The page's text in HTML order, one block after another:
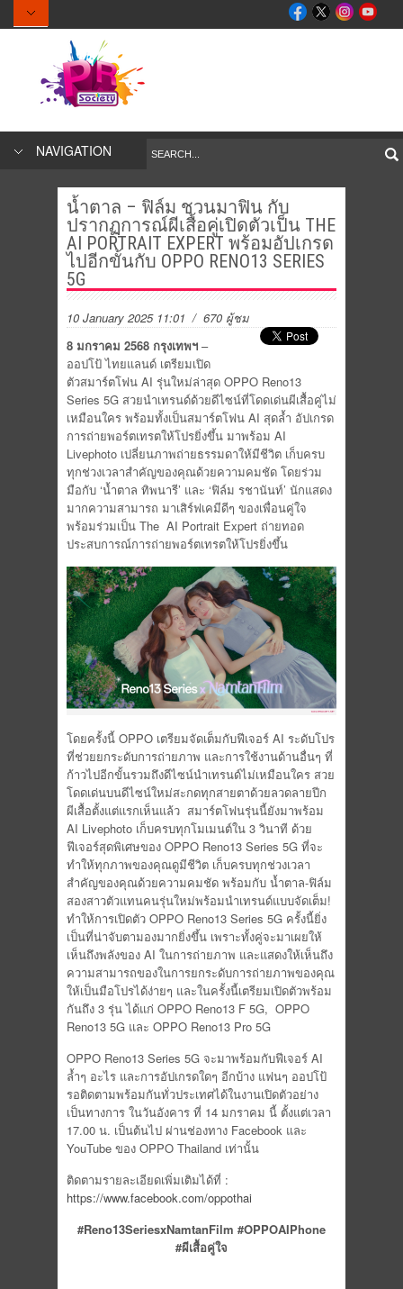
NAVIGATION
น้ำตาล – ฟิล์ม ชวนมาฟิน กับ
ปรากฏการณ์ผีเสื้อคู่เปิดตัวเป็น THE
AI PORTRAIT EXPERT พร้อมอัปเกรด
ไปอีกขั้นกับ OPPO RENO13 SERIES
5G
10 January 2025 11:01 / 670 ผู้ชม
8 มกราคม 2568 กรุงเทพฯ –
ออปโป้ ไทยแลนด์ เตรียมเปิด
ตัวสมาร์ตโฟน AI รุ่นใหม่ล่าสุด OPPO Reno13
Series 5G สวยนำเทรนด์ด้วยดีไซน์ที่โดดเด่นผีเสื้อคู่ไม่
เหมือนใคร พร้อมทั้งเป็นสมาร์ตโฟน AI สุดล้ำ อัปเกรด
การถ่ายพอร์ตเทรตให้โปรยิ่งขึ้น มาพร้อม AI
Livephoto เปลี่ยนภาพถ่ายธรรมดาให้มีชีวิต เก็บครบ
ทุกช่วงเวลาสำคัญของคุณด้วยความคมชัด โดยร่วม
มือกับ ‘น้ำตาล ทิพนารี’ และ ‘ฟิล์ม รชานันท์’ นักแสดง
มากความสามารถ มาเสิร์ฟเคมีดีๆ ของเพื่อนคู่ใจ
พร้อมร่วมเป็น The AI Portrait Expert ถ่ายทอด
ประสบการณ์การถ่ายพอร์ตเทรตให้โปรยิ่งขึ้น
โดยครั้งนี้ OPPO เตรียมจัดเต็มกับฟีเจอร์ AI ระดับโปร
ที่ช่วยยกระดับการถ่ายภาพ และการใช้งานด้านอื่นๆ ที่
ก้าวไปอีกขั้นรวมถึงดีไซน์นำเทรนด์ไม่เหมือนใคร สวย
โดดเด่นบนดีไซน์ใหม่สะกดทุกสายตาด้วยลวดลายปีก
ผีเสื้อตั้งแต่แรกเห็นแล้ว สมาร์ตโฟนรุ่นนี้ยังมาพร้อม
AI Livephoto เก็บครบทุกโมเมนต์ใน 3 วินาที ด้วย
ฟีเจอร์สุดพิเศษของ OPPO Reno13 Series 5G ที่จะ
ทำให้ทุกภาพของคุณดูมีชีวิต เก็บครบทุกช่วงเวลา
สำคัญของคุณด้วยความคมชัด พร้อมกับ น้ำตาล-ฟิล์ม
สองสาวตัวแทนคนรุ่นใหม่พร้อมนำเทรนด์แบบจัดเต็ม!
ทำให้การเปิดตัว OPPO Reno13 Series 5G ครั้งนี้ยิ่ง
เป็นที่น่าจับตามองมากยิ่งขึ้น เพราะทั้งคู่จะมาเผยให้
เห็นถึงพลังของ AI ในการถ่ายภาพ และแสดงให้เห็นถึง
ความสามารถของในการยกระดับการถ่ายภาพของคุณ
ให้เป็นมือโปรได้ง่ายๆ และในครั้งนี้เตรียมเปิดตัวพร้อม
กันถึง 3 รุ่น ได้แก่ OPPO Reno13 F 5G, OPPO
Reno13 5G และ OPPO Reno13 Pro 5G
OPPO Reno13 Series 5G จะมาพร้อมกับฟีเจอร์ AI
ล้ำๆ อะไร และการอัปเกรดใดๆ อีกบ้าง แฟนๆ ออปโป้
รอติดตามพร้อมกันทั่วประเทศได้ในงานเปิดตัวอย่าง
เป็นทางการ ในวันอังคาร ที่ 14 มกราคม นี้ ตั้งแต่เวลา
17.00 น. เป็นต้นไป ผ่านช่องทาง Facebook และ
YouTube ของ OPPO Thailand เท่านั้น
ติดตามรายละเอียดเพิ่มเติมได้ที่ :
https://www.facebook.com/oppothai
#Reno13SeriesxNamtanFilm #OPPOAIPhone
#ผีเสื้อคู่ใจ